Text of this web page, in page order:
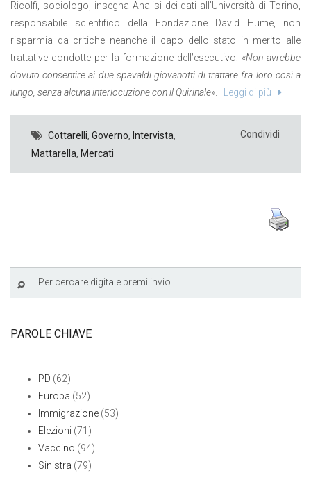
Ricolfi, sociologo, insegna Analisi dei dati all’Università di Torino,
responsabile scientifico della Fondazione David Hume, non
risparmia da critiche neanche il capo dello stato in merito alle
trattative condotte per la formazione dell’esecutivo: «Non avrebbe
dovuto consentire ai due spavaldi giovanotti di trattare fra loro così a
lungo, senza alcuna interlocuzione con il Quirinale». Leggi di più
Cottarelli, Governo, Intervista,
Mattarella, Mercati
Condividi
PAROLE CHIAVE
PD (62)
Europa (52)
Immigrazione (53)
Elezioni (71)
Vaccino (94)
Sinistra (79)